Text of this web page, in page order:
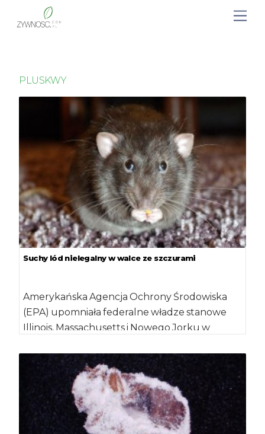
PLUSKWY
Suchy lód nielegalny w walce ze szczurami
Amerykańska Agencja Ochrony Środowiska
(EPA) upomniała federalne władze stanowe
Illinois, Massachusetts i Nowego Jorku w